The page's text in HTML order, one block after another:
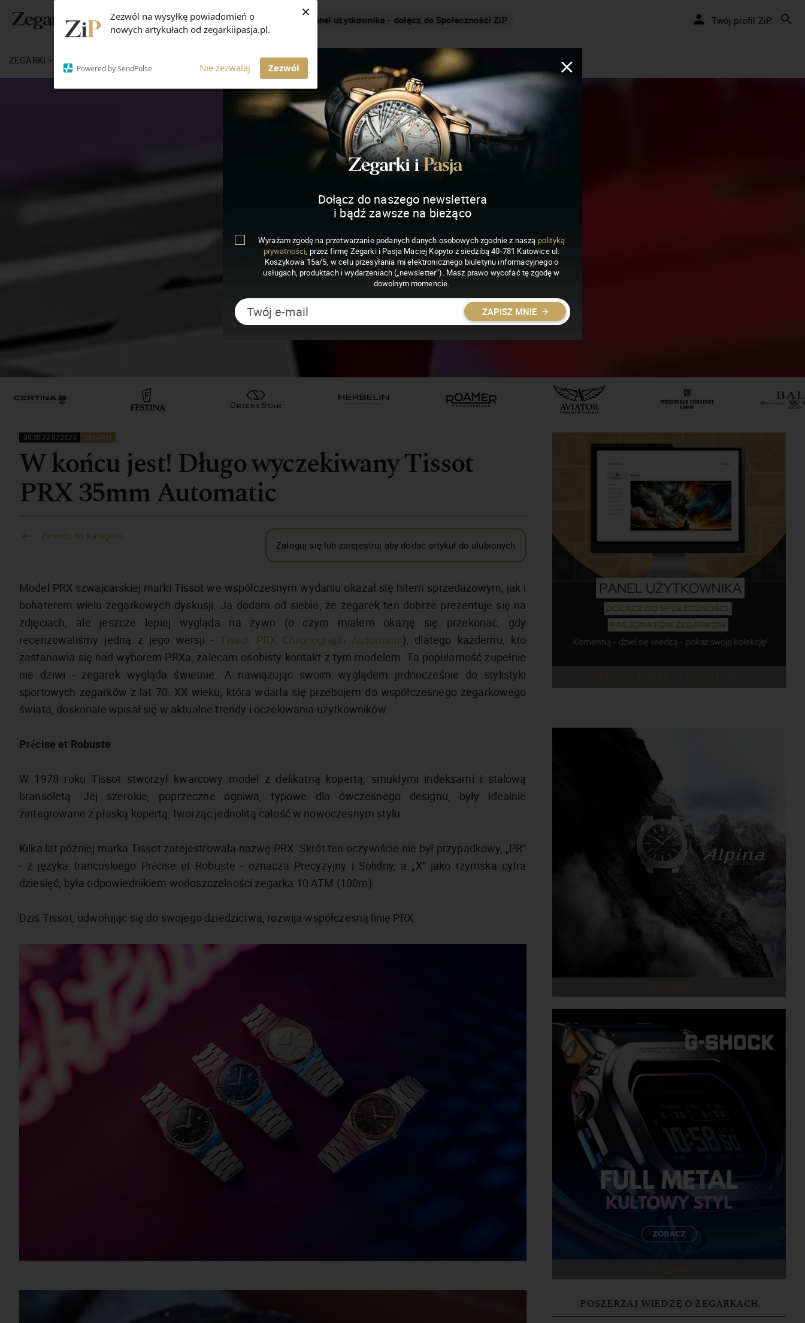
Zezwól na wysyłkę powiadomień o
nowych artykułach od zegarkiipasja.pl.
Powered by SendPulse Nie zezwalaj Zezwól
× Nakręcamy pozytywnie... cały czas! Twój profil ZiP
ZEGARKI MAGAZYN ZEGARKI I PASJA
09:20 22.07.2023 ZEGARKI
W końcu jest! Długo wyczekiwany Tissot
PRX 35mm Automatic
Powrót do kategorii
Zaloguj się lub zarejestruj aby dodać artykuł do ulubionych
Model PRX szwajcarskiej marki Tissot we współczesnym wydaniu okazał się hitem sprzedażowym, jak i
bohaterem wielu zegarkowych dyskusji. Ja dodam od siebie, że zegarek ten dobrze prezentuje się na
zdjęciach, ale jeszcze lepiej wygląda na żywo (o czym miałem okazję się przekonać, gdy
recenzowaliśmy jedną z jego wersji - Tissot PRX Chronograph Automatic), dlatego każdemu, kto
zastanawia się nad wyborem PRXa, zalecam osobisty kontakt z tym modelem. Ta popularność zupełnie
nie dziwi - zegarek wygląda świetnie. A nawiązując swoim wyglądem jednocześnie do stylistyki
sportowych zegarków z lat 70. XX wieku, która wdarła się przebojem do współczesnego zegarkowego
świata, doskonale wpisał się w aktualne trendy i oczekiwania użytkowników.
Précise et Robuste
W 1978 roku Tissot stworzył kwarcowy model z delikatną kopertą, smukłymi indeksami i stalową
bransoletą. Jej szerokie, poprzeczne ogniwa, typowe dla ówczesnego designu, były idealnie
zintegrowane z płaską kopertą, tworząc jednolitą całość w nowoczesnym stylu.
Kilka lat później marka Tissot zarejestrowała nazwę PRX. Skrót ten oczywiście nie był przypadkowy, „PR”
- z języka francuskiego Précise et Robuste - oznacza Precyzyjny i Solidny, a „X” jako rzymska cyfra
dziesięć, była odpowiednikiem wodoszczelności zegarka 10 ATM (100m).
Dziś Tissot, odwołując się do swojego dziedzictwa, rozwija współczesną linię PRX.
POSZERZAJ WIEDZĘ O ZEGARKACH
Dołącz do naszego newslettera
i bądź zawsze na bieżąco
Wyrażam zgodę na przetwarzanie podanych danych osobowych zgodnie z naszą polityką
prywatności, przez firmę Zegarki i Pasja Maciej Kopyto z siedzibą 40-781 Katowice ul.
Koszykowa 15a/5, w celu przesyłania mi elektronicznego biuletynu informacyjnego o
usługach, produktach i wydarzeniach („newsletter”). Masz prawo wycofać tę zgodę w
dowolnym momencie.
ZAPISZ MNIE